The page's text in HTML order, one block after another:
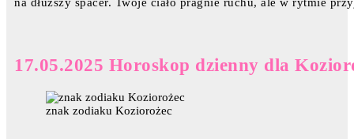
17.05.2025 Horoskop dzienny dla
znak zodiaku Koziorożec